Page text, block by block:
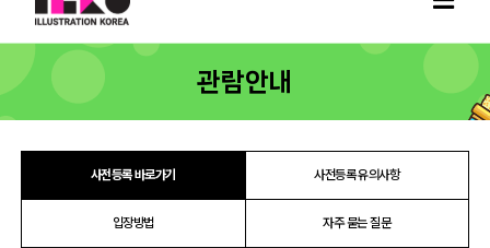
관람안내
사전등록 바로가기 사전등록 유의사항
입장방법 자주 묻는 질문